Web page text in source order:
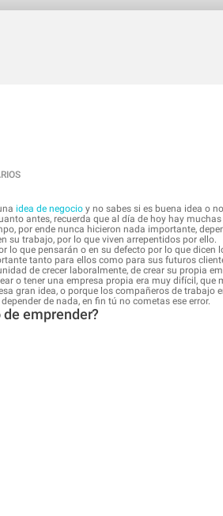
idea de negocio y no sabes si es buena idea o
antes, recuerda que al día de hoy hay
por ende nunca hicieron nada importante,
su trabajo, por lo que viven arrepentidos por ello.
lo que pensarán o en su defecto por lo que dicen
tanto para ellos como para sus futuros
de crecer laboralmente, de crear su propia
o tener una empresa propia era muy difícil, que
gran idea, o porque los compañeros de trabajo
de nada, en fin tú no cometas ese error.
emprender?